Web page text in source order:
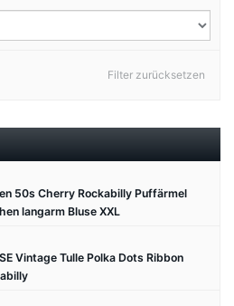
Filter zurücksetzen
50s Cherry Rockabilly Puffärmel
langarm Bluse XXL
Vintage Tulle Polka Dots Ribbon